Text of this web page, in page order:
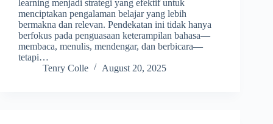
learning menjadi strategi yang efektif untuk
menciptakan pengalaman belajar yang lebih
bermakna dan relevan. Pendekatan ini tidak hanya
berfokus pada penguasaan keterampilan bahasa—
membaca, menulis, mendengar, dan berbicara—
tetapi…
Tenry Colle
August 20, 2025